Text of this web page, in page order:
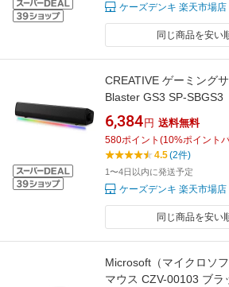
ケーズデンキ 楽天市場店
同じ商品を安い
CREATIVE ゲーミング
Blaster GS3 SP-SBGS3
6,384 円 送料無料
580ポイント (10%ポイント
4.5(2件)
1〜4日以内に発送予定
ケーズデンキ 楽天市場店
同じ商品を安い
Microsoft（マイクロソ
マウス CZV-00103 ブラ